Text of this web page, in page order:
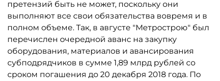
претензий быть не может, поскольку они
выполняют все свои обязательства вовремя и в
полном объеме. Так, в августе "Метрострою" был
перечислен очередной аванс на закупку
оборудования, материалов и авансирования
субподрядчиков в сумме 1,89 млрд рублей со
сроком погашения до 20 декабря 2018 года. По